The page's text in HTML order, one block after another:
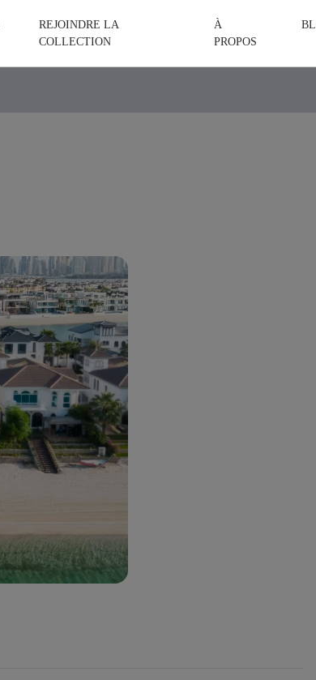
REJOINDRE LA
COLLECTION
À
PROPOS